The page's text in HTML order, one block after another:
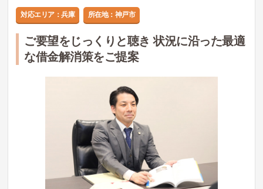
対応エリア：兵庫 所在地：神戸市
ご要望をじっくりと聴き 状況に沿った最適
な借金解消策をご提案